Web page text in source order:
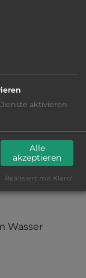
Wasser
aktivieren
Alle
akzeptieren
Realisiert mit Klaro!